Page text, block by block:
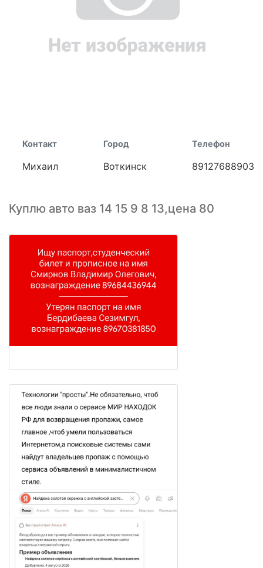
Контакт
Михаил
Город
Воткинск
Телефон
89127688903
Куплю авто ваз 14 15 9 8 13,цена 80